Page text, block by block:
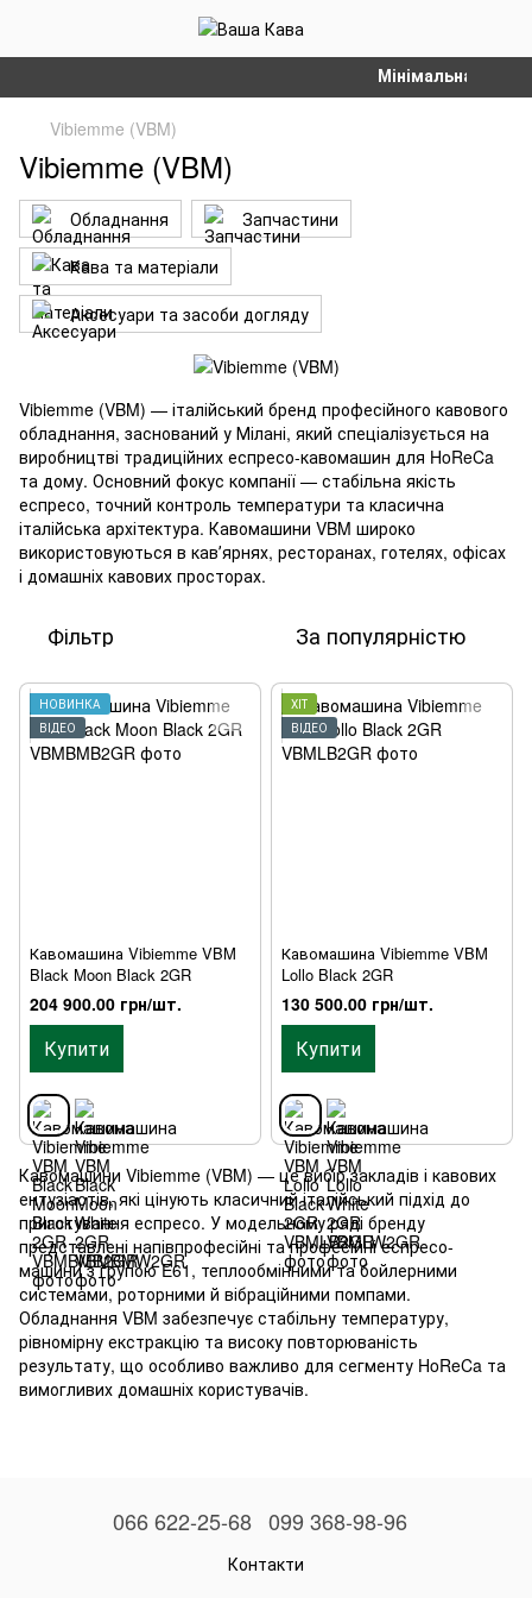
Мінімальна сума
Vibiemme (VBM)
Vibiemme (VBM)
Обладнання
Запчастини
Кава та матеріали
Аксесуари та засоби догляду
Vibiemme (VBM) — італійський бренд професійного кавового
обладнання, заснований у Мілані, який спеціалізується на
виробництві традиційних еспресо-кавомашин для HoReCa
та дому. Основний фокус компанії — стабільна якість
еспресо, точний контроль температури та класична
італійська архітектура. Кавомашини VBM широко
використовуються в кавʼярнях, ресторанах, готелях, офісах
і домашніх кавових просторах.
Фільтр За популярністю
НОВИНКА
ВІДЕО
Кавомашина Vibiemme VBM
Black Moon Black 2GR
204 900.00 грн/шт.
Купити
ХІТ
ВІДЕО
Кавомашина Vibiemme VBM
Lollo Black 2GR
130 500.00 грн/шт.
Купити
Кавомашини Vibiemme (VBM) — це вибір закладів і кавових
ентузіастів, які цінують класичний італійський підхід до
приготування еспресо. У модельному ряді бренду
представлені напівпрофесійні та професійні еспресо-
машини з групою E61, теплообмінними та бойлерними
системами, роторними й вібраційними помпами.
Обладнання VBM забезпечує стабільну температуру,
рівномірну екстракцію та високу повторюваність
результату, що особливо важливо для сегменту HoReCa та
вимогливих домашніх користувачів.
066 622-25-68 099 368-98-96
Контакти